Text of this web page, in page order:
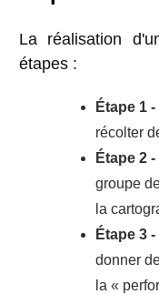
La réalisation
étapes :
Étape 1
récolter
Étape 2
groupe
la
Étape 3 -
donner
la «